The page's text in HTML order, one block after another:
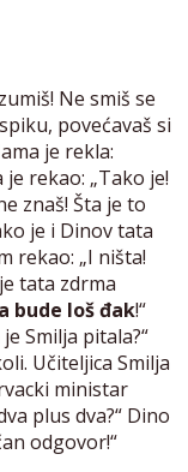
Ne smiš se
povećavaš si
je rekla:
rekao: „Tako je!
znaš! Šta je to
je i Dinov tata
rekao: „I ništa!
tata zdrma
bude loš đak!“
Smilja pitala?“
Učiteljica Smilja
ministar
plus dva?“ Dino
odgovor!“